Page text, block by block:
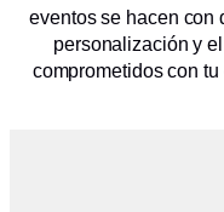
eventos se hacen con
personalización y
comprometidos con